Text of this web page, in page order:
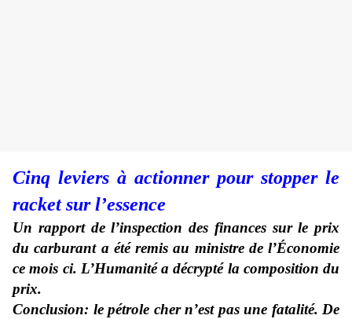
Cinq leviers à actionner pour stopper le
racket sur l’essence
Un rapport de l’inspection des finances sur le prix
du carburant a été remis au ministre de l’Économie
ce mois ci. L’Humanité a décrypté la composition du
prix.
Conclusion: le pétrole cher n’est pas une fatalité. De